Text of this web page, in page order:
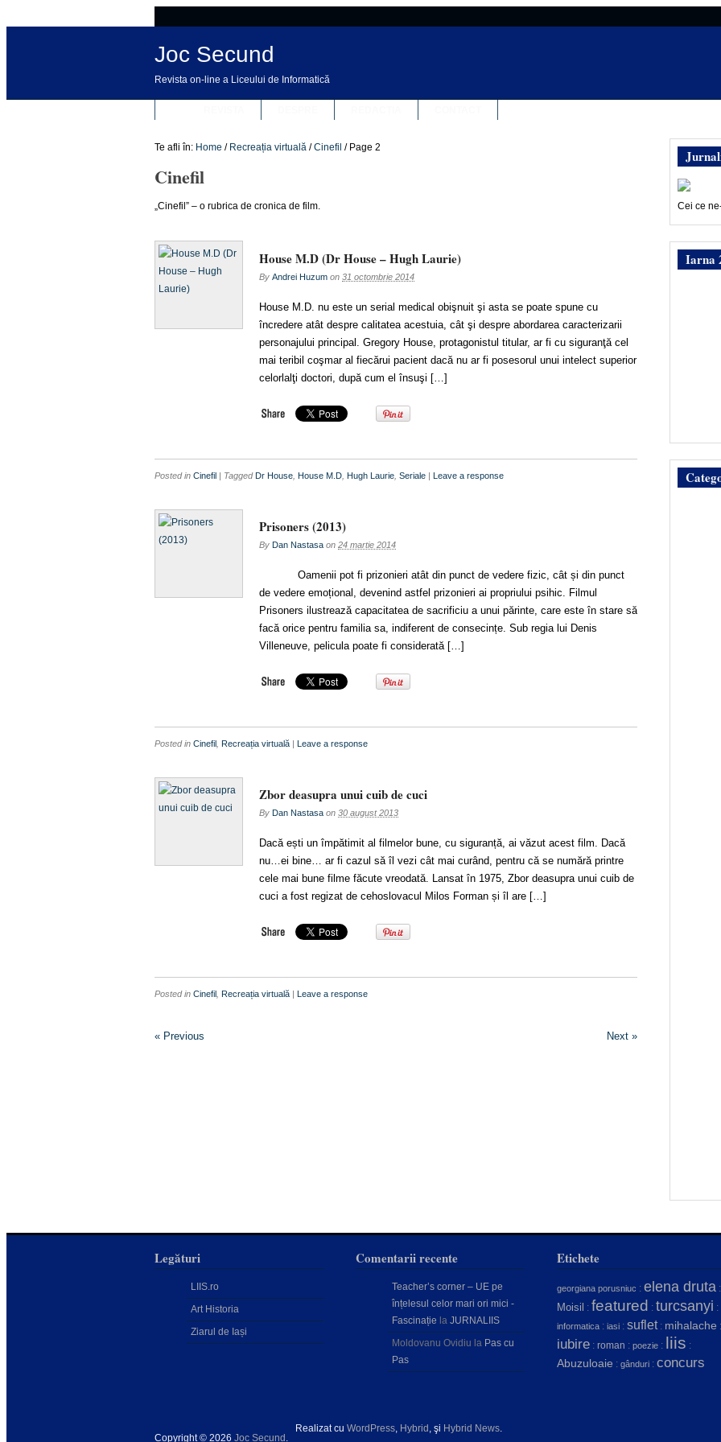
Joc Secund
Revista on-line a Liceului de Informatică
Te afli în: Home / Recreația virtuală / Cinefil / Page 2
Cinefil
„Cinefil” – o rubrica de cronica de film.
House M.D (Dr House – Hugh Laurie)
By Andrei Huzum on 31 octombrie 2014
House M.D. nu este un serial medical obişnuit şi asta se poate spune cu
încredere atât despre calitatea acestuia, cât şi despre abordarea caracterizarii
personajului principal. Gregory House, protagonistul titular, ar fi cu siguranţă cel
mai teribil coşmar al fiecărui pacient dacă nu ar fi posesorul unui intelect superior
celorlalţi doctori, după cum el însuşi […]
Posted in Cinefil | TaggedDr House House M.D Hugh Laurie Seriale | Leave a response
Prisoners (2013)
By Dan Nastasa on 24 martie 2014
Oamenii pot fi prizonieri atât din punct de vedere fizic, cât și din punct
de vedere emoțional, devenind astfel prizonieri ai propriului psihic. Filmul
Prisoners ilustrează capacitatea de sacrificiu a unui părinte, care este în stare să
facă orice pentru familia sa, indiferent de consecințe. Sub regia lui Denis
Villeneuve, pelicula poate fi considerată […]
Posted in Cinefil Recreația virtuală | Leave a response
Zbor deasupra unui cuib de cuci
By Dan Nastasa on 30 august 2013
Dacă ești un împătimit al filmelor bune, cu siguranță, ai văzut acest film. Dacă
nu…ei bine… ar fi cazul să îl vezi cât mai curând, pentru că se numără printre
cele mai bune filme făcute vreodată. Lansat în 1975, Zbor deasupra unui cuib de
cuci a fost regizat de cehoslovacul Milos Forman și îl are […]
Posted in Cinefil Recreația virtuală | Leave a response
« Previous Next »
Cei ce
Iarna
Legături
LIIS.ro
Art Historia
Ziarul de Iași
Comentarii recente
Teacher’s corner – UE pe
înțelesul celor mari ori mici -
Fascinație la JURNALIIS
Moldovanu Ovidiu la Pas cu
Pas
Etichete
georgiana porusniuc : elena druta :
Moisil : featured : turcsanyi :
informatica : iasi : suflet: mihalache :
iubire : roman : poezie : liis :
Abuzuloaie : gânduri : concurs
Copyright © 2026 Joc Secund .
Realizat cu WordPress, Hybrid , şi Hybrid News.